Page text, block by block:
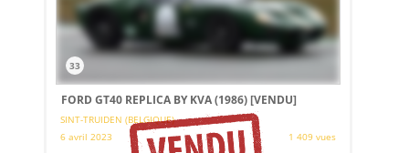
33
FORD GT40 REPLICA BY KVA (1986)[VENDU]
SINT-TRUIDEN (BELGIQUE)
6 avril 2023
1 409 vues